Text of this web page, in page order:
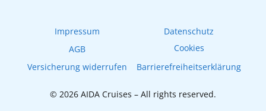
Impressum
Datenschutz
AGB
Cookies
Versicherung widerrufen
Barrierefreiheitserklärung
© 2026 AIDA Cruises – All rights reserved.